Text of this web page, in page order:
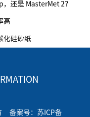
还是 MasterMet 2？
高
化硅砂纸
备案号： 苏ICP备